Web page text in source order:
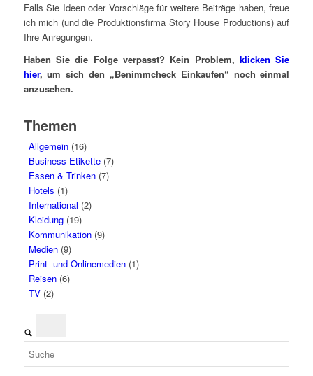
Falls Sie Ideen oder Vorschläge für weitere Beiträge haben, freue
ich mich (und die Produktionsfirma Story House Productions) auf
Ihre Anregungen.
Haben Sie die Folge verpasst? Kein Problem,klicken Sie
hier, um sich den „Benimmcheck Einkaufen“ noch einmal
anzusehen.
Themen
Allgemein(16)
Business-Etikette(7)
Essen & Trinken(7)
Hotels (1)
International (2)
Kleidung(19)
Kommunikation(9)
Medien(9)
Print- und Onlinemedien(1)
Reisen(6)
TV(2)